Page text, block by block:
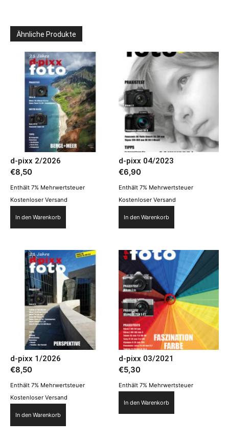
Ähnliche Produkte
d-pixx 2/2026
€8,50
Enthält 7% Mehrwertsteuer
Kostenloser Versand
In den Warenkorb
d-pixx 04/2023
€6,90
Enthält 7% Mehrwertsteuer
Kostenloser Versand
In den Warenkorb
d-pixx 1/2026
€8,50
Enthält 7% Mehrwertsteuer
Kostenloser Versand
In den Warenkorb
d-pixx 03/2021
€5,30
Enthält 7% Mehrwertsteuer
In den Warenkorb